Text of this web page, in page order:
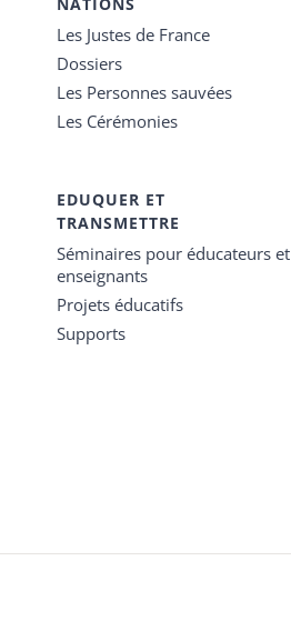
Les Justes de France
Dossiers
Les Personnes sauvées
Les Cérémonies
EDUQUER ET
TRANSMETTRE
Séminaires pour éducateurs et
enseignants
Projets éducatifs
Supports